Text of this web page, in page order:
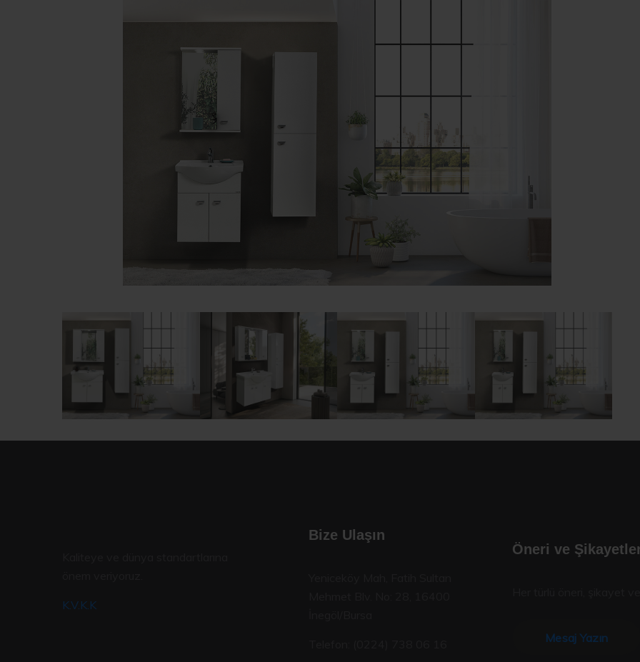
K.V.K.K
Bize Ulaşın
Öneri ve
Mesaj Yazın